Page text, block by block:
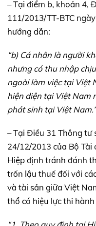
– Tại điểm b, khoản 4,
111/2013/TT-BTC
hướng dẫn:
“b) Cá nhân là người
nhưng có thu nhập
ngoài làm việc tại Việt
hiện diện tại Việt Nam
phát sinh tại Việt Nam.”
– Tại Điều 31 Thông tư
24/12/2013 của Bộ Tài
Hiệp định tránh đánh
trốn lậu thuế đối với
và tài sản giữa Việt
thổ có hiệu lực thi